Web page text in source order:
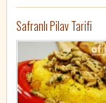
Safranlı Pilav Tarifi